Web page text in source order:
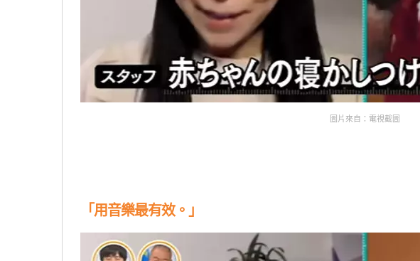
圖片來自：電視截圖
「用音樂最有效。」